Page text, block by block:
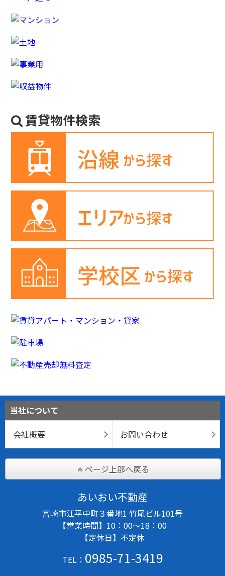
賃貸物件検索
当社について
会社概要
お問い合わせ
ページ上部へ戻る
あいおい不動産
宮崎市江平中町３番地1 竹尾ビル101号
【営業時間】10：00～18：00
【定休日】不定休
TEL： 0985-71-3419